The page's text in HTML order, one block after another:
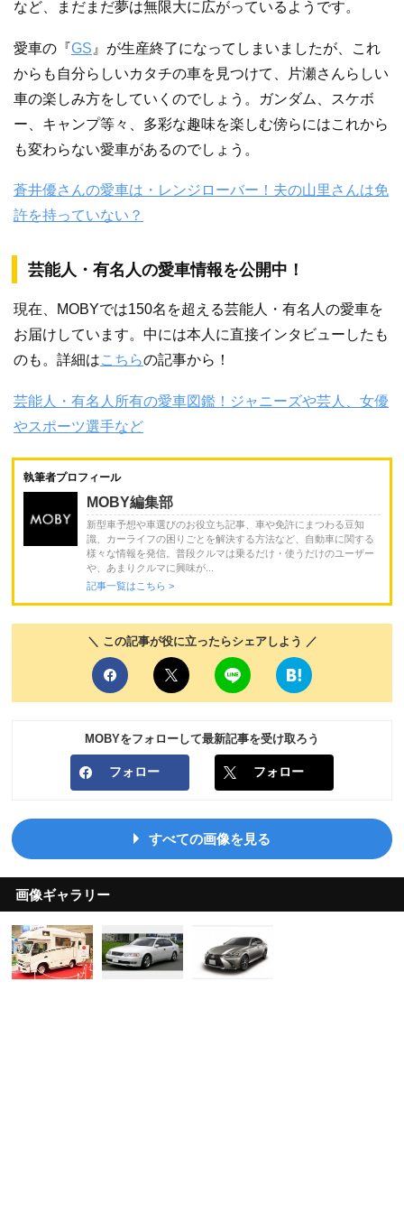
など、まだまだ夢は無限大に広がっているようです。
愛車の『GS 』が生産終了になってしまいましたが、これ
からも自分らしいカタチの車を見つけて、片瀬さんらしい
車の楽しみ方をしていくのでしょう。ガンダム、スケボ
ー、キャンプ等々、多彩な趣味を楽しむ傍らにはこれから
も変わらない愛車があるのでしょう。
蒼井優さんの愛車は・レンジローバー！夫の山里さんは免
許を持っていない？
芸能人・有名人の愛車情報を公開中！
現在、MOBYでは150名を超える芸能人・有名人の愛車を
お届けしています。中には本人に直接インタビューしたも
のも。詳細はこちらの記事から！
芸能人・有名人所有の愛車図鑑！ジャニーズや芸人、女優
やスポーツ選手など
執筆者プロフィール
MOBY編集部
新型車予想や車選びのお役立ち記事、車や免許にまつわる豆知
識、カーライフの困りごとを解決する方法など、自動車に関する
様々な情報を発信。普段クルマは乗るだけ・使うだけのユーザー
や、あまりクルマに興味が...
記事一覧はこちら >
＼ この記事が役に立ったらシェアしよう ／
MOBYをフォローして最新記事を受け取ろう
フォロー フォロー
すべての画像を見る
画像ギャラリー